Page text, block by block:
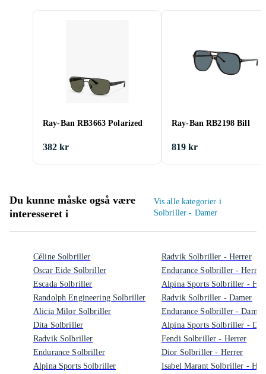
Ray-Ban RB3663 Polarized
382 kr
Ray-Ban RB2198 Bill
819 kr
Du kunne måske også være
interesseret i
Vis alle kategorier i
Solbriller - Damer
Céline Solbriller
Oscar Eide Solbriller
Escada Solbriller
Randolph Engineering Solbriller
Alicia Milor Solbriller
Dita Solbriller
Radvik Solbriller
Endurance Solbriller
Alpina Sports Solbriller
Radvik Solbriller - Herrer
Endurance Solbriller - Herrer
Alpina Sports Solbriller -
Radvik Solbriller - Damer
Endurance Solbriller - Damer
Alpina Sports Solbriller -
Fendi Solbriller - Herrer
Dior Solbriller - Herrer
Isabel Marant Solbriller -